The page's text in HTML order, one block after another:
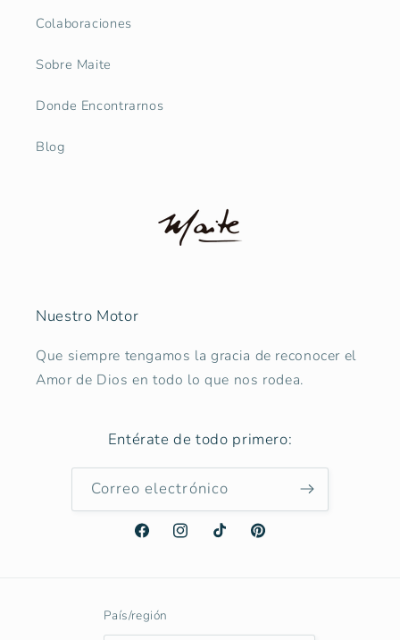
Colaboraciones
Sobre Maite
Donde Encontrarnos
Blog
Nuestro Motor
Que siempre tengamos la gracia de reconocer el
Amor de Dios en todo lo que nos rodea.
Entérate de todo primero:
Correo electrónico
FacebookInstagramTikTok Pinterest
País/región